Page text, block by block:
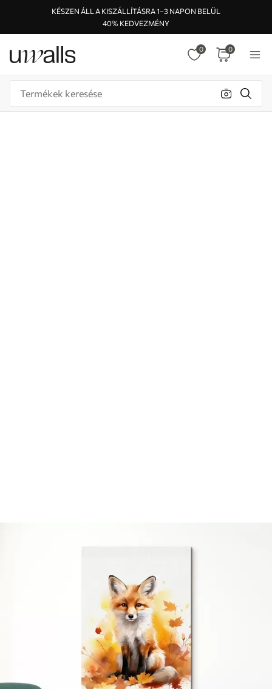
KÉSZEN ÁLL A KISZÁLLÍTÁSRA 1–3 NAPON BELÜL
40% KEDVEZMÉNY
0 0